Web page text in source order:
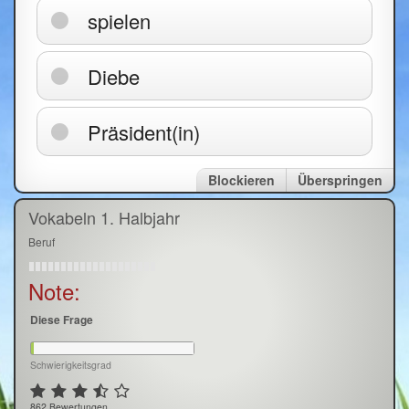
spielen
Diebe
Präsident(in)
Überspringen
Blockieren
Vokabeln 1. Halbjahr
Beruf
Note:
Diese Frage
Schwierigkeitsgrad